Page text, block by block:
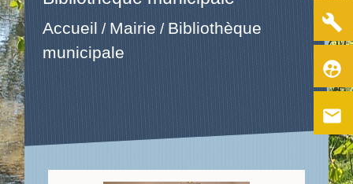
Accueil /Mairie /Bibliothèque
municipale
build
supervised_user_circle
email